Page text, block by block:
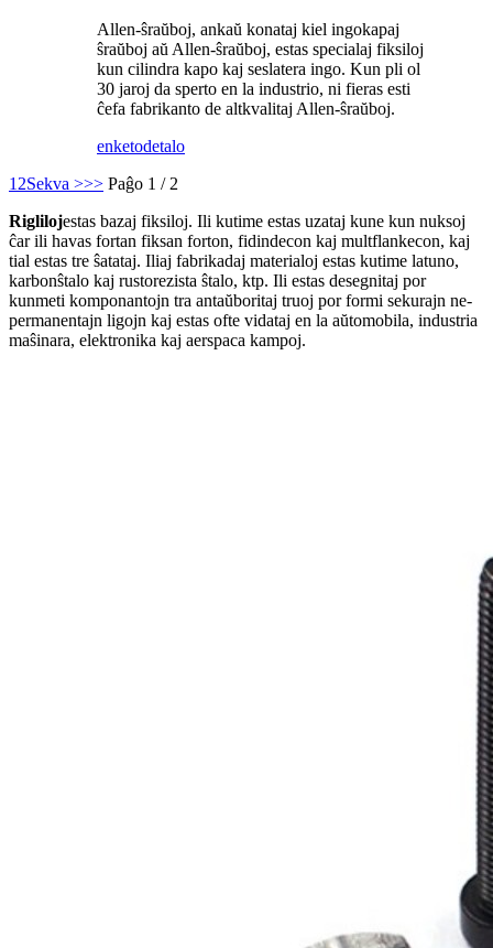
Allen-ŝraŭboj, ankaŭ konataj kiel ingokapaj
ŝraŭboj aŭ Allen-ŝraŭboj, estas specialaj fiksiloj
kun cilindra kapo kaj seslatera ingo. Kun pli ol
30 jaroj da sperto en la industrio, ni fieras esti
ĉefa fabrikanto de altkvalitaj Allen-ŝraŭboj.
enketodetalo
1 2Sekva >>> Paĝo 1 / 2
Riglilojestas bazaj fiksiloj. Ili kutime estas uzataj kune kun nuksoj
ĉar ili havas fortan fiksan forton, fidindecon kaj multflankecon, kaj
tial estas tre ŝatataj. Iliaj fabrikadaj materialoj estas kutime latuno,
karbonŝtalo kaj rustorezista ŝtalo, ktp. Ili estas desegnitaj por
kunmeti komponantojn tra antaŭboritaj truoj por formi sekurajn ne-
permanentajn ligojn kaj estas ofte vidataj en la aŭtomobila, industria
maŝinara, elektronika kaj aerspaca kampoj.